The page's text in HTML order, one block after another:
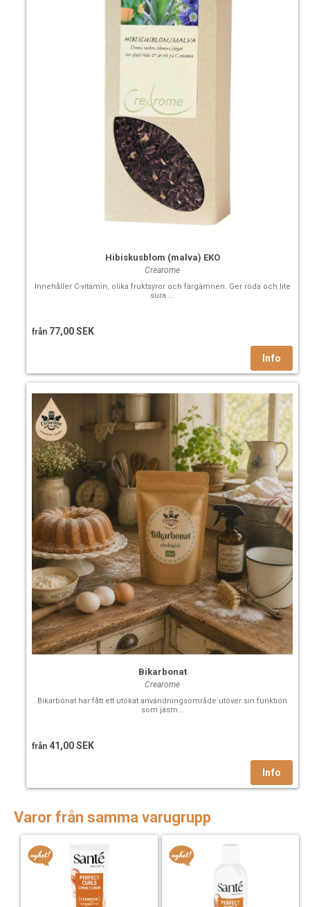
Hibiskusblom (malva) EKO
Crearome
Innehåller C-vitamin, olika fruktsyror och färgämnen. Ger röda och lite
sura ...
från 77,00 SEK
Bikarbonat
Crearome
Bikarbonat har fått ett utökat användningsområde utöver sin funktion
som jäsm...
från 41,00 SEK
Varor från samma varugrupp